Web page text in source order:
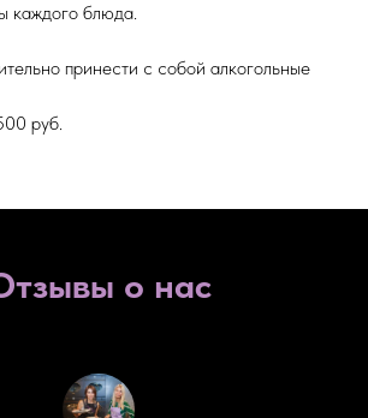
каждого блюда.
принести с собой алкогольные
руб.
о нас